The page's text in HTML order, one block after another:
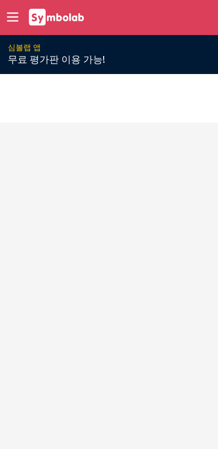
심볼랩 앱
무료 평가판 이용 가능!